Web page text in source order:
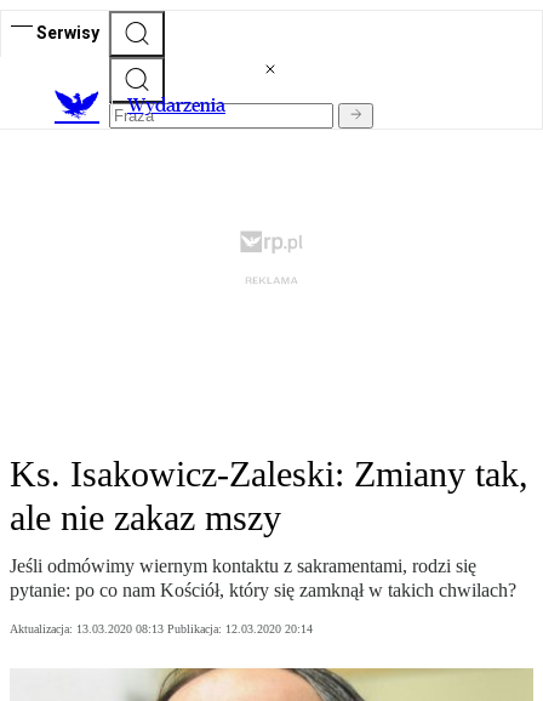
Serwisy
Wydarzenia
Ks. Isakowicz-Zaleski: Zmiany tak,
ale nie zakaz mszy
Jeśli odmówimy wiernym kontaktu z sakramentami, rodzi się
pytanie: po co nam Kościół, który się zamknął w takich chwilach?
Aktualizacja: 13.03.2020 08:13 Publikacja: 12.03.2020 20:14